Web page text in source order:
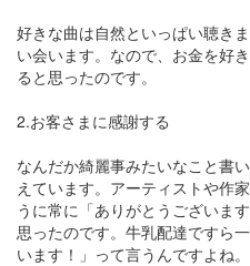
好きな曲は自然といっぱい聴き
い会います。なので、お金を好
ると思ったのです。
2.お客さまに感謝する
なんだか綺麗事みたいなこと書
えています。アーティストや作
うに常に「ありがとうございま
思ったのです。牛乳配達ですら
います！」って言うんですよね。